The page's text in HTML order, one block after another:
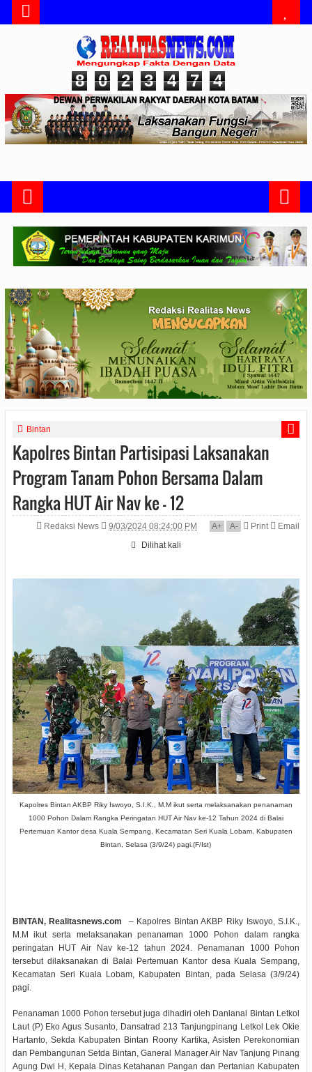
8 0 2 3 4 7 4
Bintan
Kapolres Bintan Partisipasi Laksanakan
Program Tanam Pohon Bersama Dalam
Rangka HUT Air Nav ke - 12
Redaksi News 9/03/2024 08:24:00 PM A+ A- Print
Email
Dilihat kali
Kapolres Bintan AKBP Riky Iswoyo, S.I.K., M.M ikut serta melaksanakan penanaman
1000 Pohon Dalam Rangka Peringatan HUT Air Nav ke-12 Tahun 2024 di Balai
Pertemuan Kantor desa Kuala Sempang, Kecamatan Seri Kuala Lobam, Kabupaten
Bintan, Selasa (3/9/24) pagi.(F/Ist)
BINTAN, Realitasnews.com
– Kapolres Bintan AKBP Riky Iswoyo, S.I.K.,
M.M ikut serta melaksanakan penanaman 1000 Pohon dalam rangka
peringatan HUT Air Nav ke-12 tahun 2024. Penamanan 1000 Pohon
tersebut dilaksanakan di Balai Pertemuan Kantor desa Kuala Sempang,
Kecamatan Seri Kuala Lobam, Kabupaten Bintan, pada Selasa (3/9/24)
pagi.
Penanaman 1000 Pohon tersebut juga dihadiri oleh Danlanal Bintan Letkol
Laut (P) Eko Agus Susanto, Dansatrad 213 Tanjungpinang Letkol Lek Okie
Hartanto, Sekda Kabupaten Bintan Roony Kartika, Asisten Perekonomian
dan Pembangunan Setda Bintan, Ganeral Manager Air Nav Tanjung Pinang
Agung Dwi H, Kepala Dinas Ketahanan Pangan dan Pertanian Kabupaten